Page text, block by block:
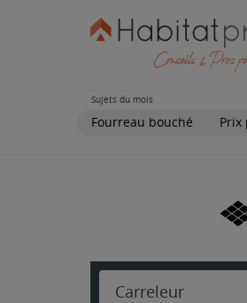
Sujets du mois
Fourreau bouché Prix
Carreleur